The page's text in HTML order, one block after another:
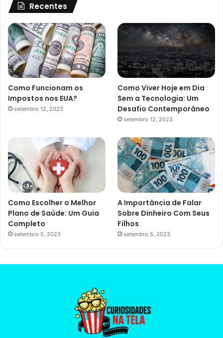
Recentes
Como Funcionam os
Impostos nos EUA?
setembro 12, 2023
Como Viver Hoje em Dia
Sem a Tecnologia: Um
Desafio Contemporâneo
setembro 12, 2023
Como Escolher o Melhor
Plano de Saúde: Um Guia
Completo
setembro 5, 2023
A Importância de Falar
Sobre Dinheiro Com Seus
Filhos
setembro 5, 2023